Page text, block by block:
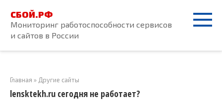
контенту
СБОЙ.РФ
Мониторинг работоспособности сервисов
и сайтов в России
Главная » Другие сайты
lensktekh.ru сегодня не работает?